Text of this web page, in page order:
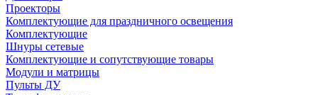
Проекторы
Комплектующие для праздничного освещения
Комплектующие
Шнуры сетевые
Комплектующие и сопутствующие товары
Модули и матрицы
Пульты ДУ